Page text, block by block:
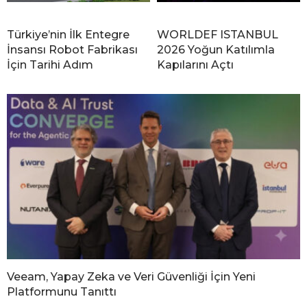
Türkiye’nin İlk Entegre
İnsansı Robot Fabrikası
İçin Tarihi Adım
WORLDEF ISTANBUL
2026 Yoğun Katılımla
Kapılarını Açtı
Veeam, Yapay Zeka ve Veri Güvenliği İçin Yeni
Platformunu Tanıttı